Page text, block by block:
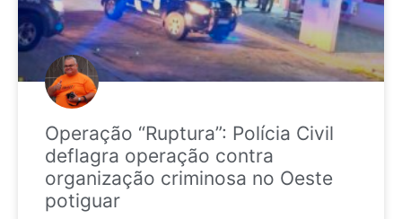
Operação “Ruptura”: Polícia Civil
deflagra operação contra
organização criminosa no Oeste
potiguar